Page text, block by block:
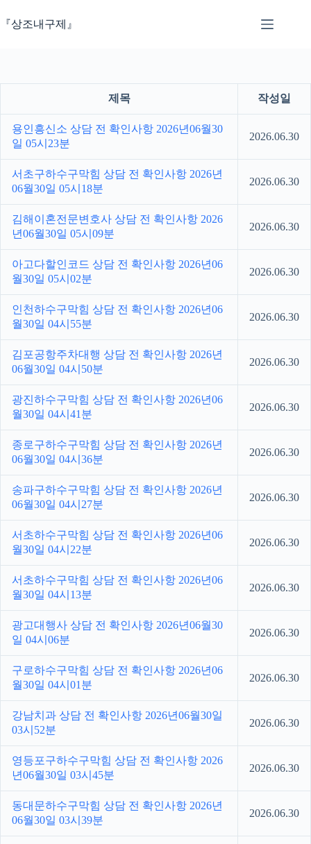
문『상조내구제』
제목 작성일
용인흥신소 상담 전 확인사항 2026년06월30
일 05시23분
2026.06.30
서초구하수구막힘 상담 전 확인사항 2026년
06월30일 05시18분
2026.06.30
김해이혼전문변호사 상담 전 확인사항 2026
년06월30일 05시09분
2026.06.30
아고다할인코드 상담 전 확인사항 2026년06
월30일 05시02분
2026.06.30
인천하수구막힘 상담 전 확인사항 2026년06
월30일 04시55분
2026.06.30
김포공항주차대행 상담 전 확인사항 2026년
06월30일 04시50분
2026.06.30
광진하수구막힘 상담 전 확인사항 2026년06
월30일 04시41분
2026.06.30
종로구하수구막힘 상담 전 확인사항 2026년
06월30일 04시36분
2026.06.30
송파구하수구막힘 상담 전 확인사항 2026년
06월30일 04시27분
2026.06.30
서초하수구막힘 상담 전 확인사항 2026년06
월30일 04시22분
2026.06.30
서초하수구막힘 상담 전 확인사항 2026년06
월30일 04시13분
2026.06.30
광고대행사 상담 전 확인사항 2026년06월30
일 04시06분
2026.06.30
구로하수구막힘 상담 전 확인사항 2026년06
월30일 04시01분
2026.06.30
강남치과 상담 전 확인사항 2026년06월30일
03시52분
2026.06.30
영등포구하수구막힘 상담 전 확인사항 2026
년06월30일 03시45분
2026.06.30
동대문하수구막힘 상담 전 확인사항 2026년
06월30일 03시39분
2026.06.30